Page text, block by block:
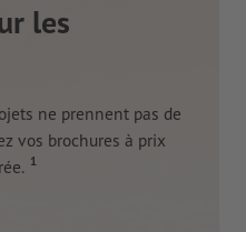
les
ne prennent pas de
vos brochures à prix
1